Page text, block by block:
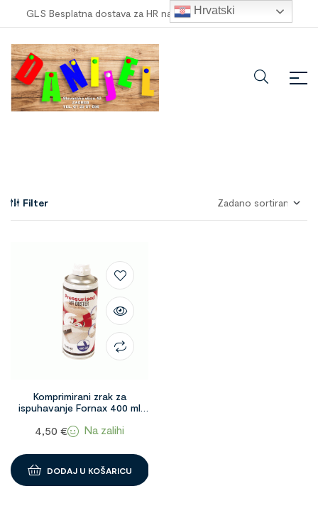
GLS Besplatna dostava za HR narudžbe veće od 100,00 €
Filter
Komprimirani zrak za
ispuhavanje Fornax 400 ml
4,50 € Na zalihi
DODAJ U KOŠARICU
Hrvatski